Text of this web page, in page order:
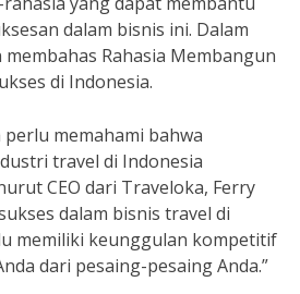
dalam bisnis ini. Dalam
Rahasia Membangun
di Indonesia.
memahami bahwa
travel di Indonesia
CEO dari Traveloka, Ferry
dalam bisnis travel di
memiliki keunggulan kompetitif
dari pesaing-pesaing Anda.”